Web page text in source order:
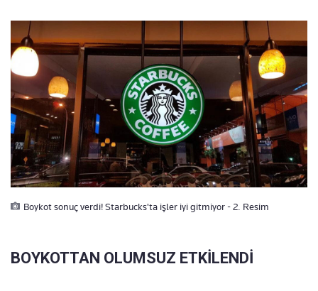
Boykot sonuç verdi! Starbucks'ta işler iyi gitmiyor - 2. Resim
BOYKOTTAN OLUMSUZ ETKİLENDİ